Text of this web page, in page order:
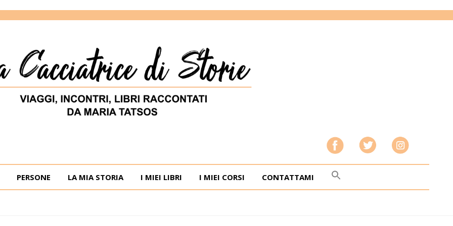
TATSOS
PERSONE LA MIA STORIA I MIEI LIBRI I MIEI CORSI CONTATTAMI